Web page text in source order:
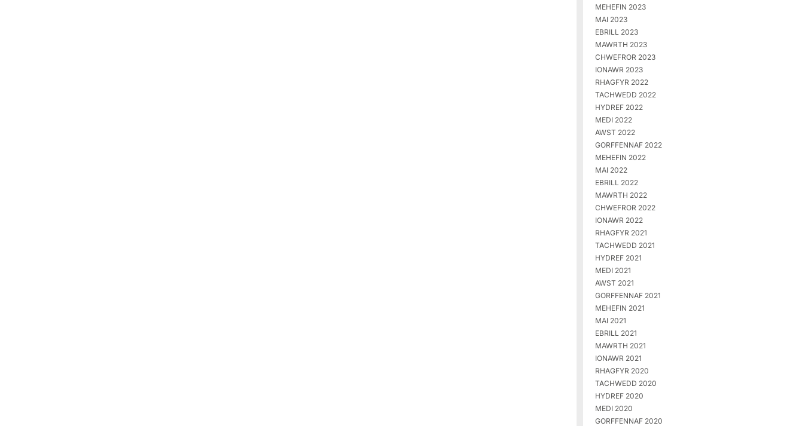
MEHEFIN 2023
MAI 2023
EBRILL 2023
MAWRTH 2023
CHWEFROR 2023
IONAWR 2023
RHAGFYR 2022
TACHWEDD 2022
HYDREF 2022
MEDI 2022
AWST 2022
GORFFENNAF 2022
MEHEFIN 2022
MAI 2022
EBRILL 2022
MAWRTH 2022
CHWEFROR 2022
IONAWR 2022
RHAGFYR 2021
TACHWEDD 2021
HYDREF 2021
MEDI 2021
AWST 2021
GORFFENNAF 2021
MEHEFIN 2021
MAI 2021
EBRILL 2021
MAWRTH 2021
IONAWR 2021
RHAGFYR 2020
TACHWEDD 2020
HYDREF 2020
MEDI 2020
GORFFENNAF 2020